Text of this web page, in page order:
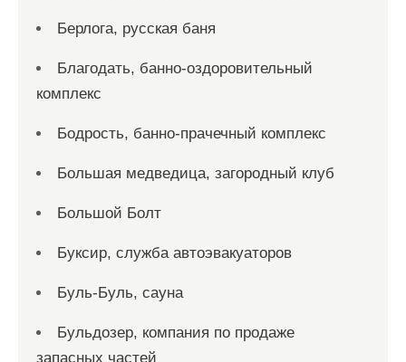
Берлога, русская баня
Благодать, банно-оздоровительный
комплекс
Бодрость, банно-прачечный комплекс
Большая медведица, загородный клуб
Большой Болт
Буксир, служба автоэвакуаторов
Буль-Буль, сауна
Бульдозер, компания по продаже
запасных частей